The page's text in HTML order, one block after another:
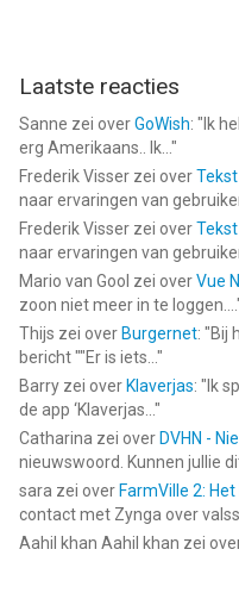
Laatste reacties
Sanne zei overGoWish: " Ik
erg Amerikaans.. Ik... "
Frederik Visser zei over
naar ervaringen van
Frederik Visser zei over
naar ervaringen van
Mario van Gool zei overVue
zoon niet meer in te loggen....
Thijs zei over Burgernet: "Bij
bericht ""Er is iets... "
Barry zei over Klaverjas: " Ik
de app ‘Klaverjas... "
Catharina zei over DVHN -
nieuwswoord. Kunnen jullie
sara zei over FarmVille 2:
contact met Zynga over
Aahil khan Aahil khan zei